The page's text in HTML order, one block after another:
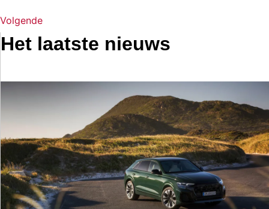
Volgende
Het laatste nieuws